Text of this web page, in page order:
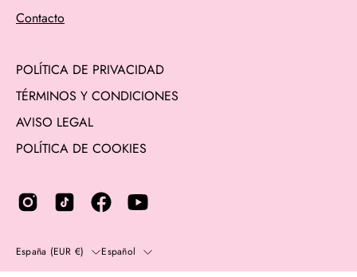
Contacto
POLÍTICA DE PRIVACIDAD
TÉRMINOS Y CONDICIONES
AVISO LEGAL
POLÍTICA DE COOKIES
España (EUR €) Idioma
Español